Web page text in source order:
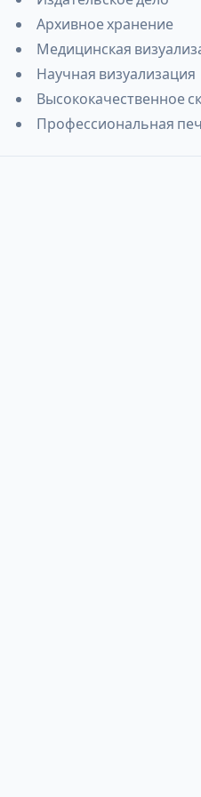
Архивное хранение
Медицинская
Научная визуализация
Высококачественное
Профессиональная